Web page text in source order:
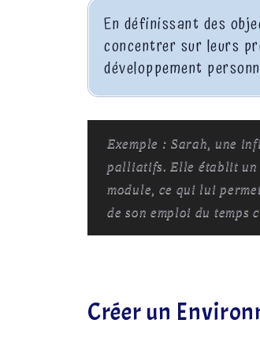
En définissant des
concentrer sur leurs
développement
Exemple : Sarah, une
palliatifs. Elle établit un
module, ce qui lui
de son emploi du temps
Créer un